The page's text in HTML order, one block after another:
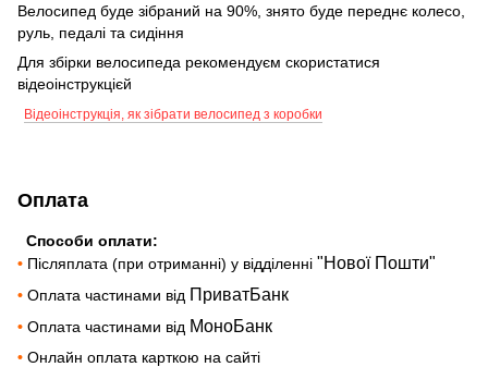
Велосипед буде зібраний на 90%, знято буде переднє колесо,
руль, педалі та сидіння
Для збірки велосипеда рекомендуєм скористатися
відеоінструкцієй
Відеоінструкція, як зібрати велосипед з коробки
Оплата
Способи оплати:
• Післяплата (при отриманні) у відділенні "Нової Пошти"
• Оплата частинами від ПриватБанк
• Оплата частинами від МоноБанк
• Онлайн оплата карткою на сайті